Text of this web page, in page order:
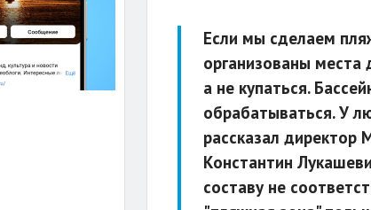
Если мы сделаем
организованы места
а не купаться.
обрабатываться. У
рассказал
Константин
составу не